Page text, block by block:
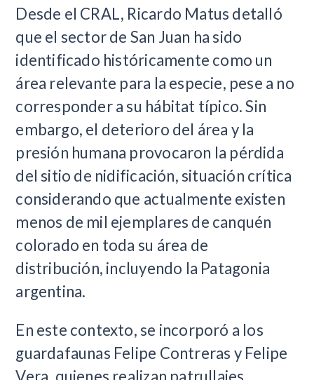
Desde el CRAL, Ricardo Matus detalló
que el sector de San Juan ha sido
identificado históricamente como un
área relevante para la especie, pese a no
corresponder a su hábitat típico. Sin
embargo, el deterioro del área y la
presión humana provocaron la pérdida
del sitio de nidificación, situación crítica
considerando que actualmente existen
menos de mil ejemplares de canquén
colorado en toda su área de
distribución, incluyendo la Patagonia
argentina.
En este contexto, se incorporó a los
guardafaunas Felipe Contreras y Felipe